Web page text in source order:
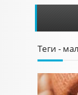
Теги -